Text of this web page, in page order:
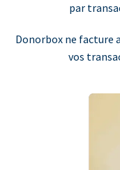
par
Donorbox ne facture
vos